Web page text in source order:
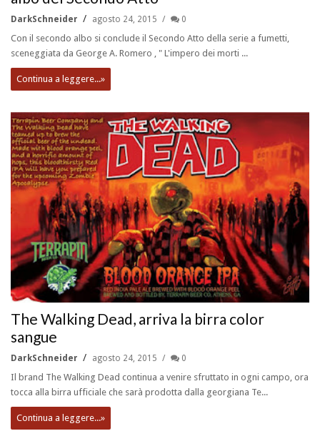
DarkSchneider agosto 24, 2015 0
Con il secondo albo si conclude il Secondo Atto della serie a fumetti,
sceneggiata da George A. Romero , " L'impero dei morti ...
Continua a leggere...»
The Walking Dead, arriva la birra color
sangue
DarkSchneider agosto 24, 2015 0
Il brand The Walking Dead continua a venire sfruttato in ogni campo, ora
tocca alla birra ufficiale che sarà prodotta dalla georgiana Te...
Continua a leggere...»